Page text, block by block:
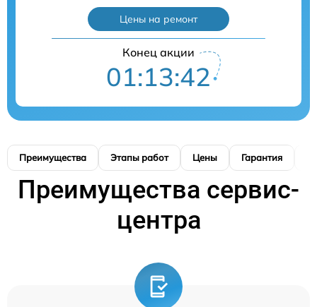
Цены на ремонт
Конец акции
01:13:41
Преимущества Этапы работ Цены Гарантия
Преимущества сервис-
центра